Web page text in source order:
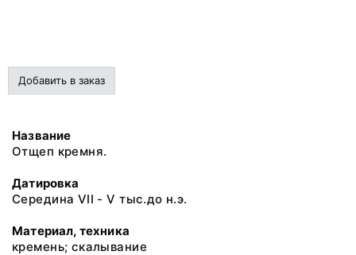
Добавить в заказ
Название
Отщеп кремня.
Датировка
Середина VII - V тыс.до н.э.
Материал, техника
кремень; скалывание